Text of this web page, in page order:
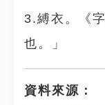
3.縛衣。《
也。」
資料來源：